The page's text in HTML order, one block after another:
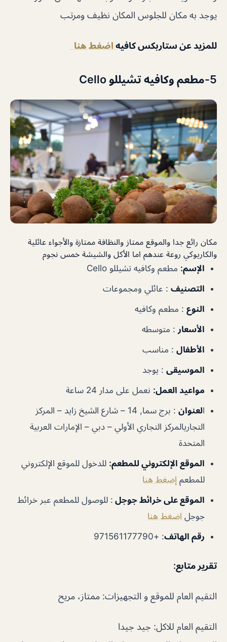
يوجد به مكان للجلوس المكان نظيف ومرتب
للمزيد عن ستاربكس كافيه اضغط هنا
5-مطعم وكافيه تشيللو Cello
مكان رائع جدا والموقع ممتاز والنظافة ممتازة والأجواء عائلية
والكاريوكي روعة عندهم اما الأكل والشيشة خمس نجوم
الإسم: مطعم وكافيه تشيللو Cello
التصنيف : عائلي ومجموعات
النوع : مطعم وكافيه
الأسعار : متوسطه
الأطفال : مناسب
الموسيقى : يوجد
مواعيد العمل: نعمل على مدار 24 ساعة
العنوان :
برج سما, 14 – شارع الشيخ زايد – المركز
التجاريالمركز التجاري الأولي – دبي – الإمارات العربية
المتحدة
الموقع الإلكتروني للمطعم: للدخول للموقع الإلكتروني
للمطعم إضغط هنا
الموقع على خرائط جوجل : للوصول للمطعم عبر خرائط
جوجل اضغط هنا
رقم الهاتف:
+971561177790
تقرير متابع:
التقيم العام للموقع و التجهيزات: ممتاز، مريح
التقيم العام للاكل: جيد جيدا